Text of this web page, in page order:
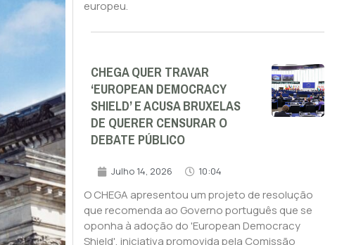
europeu.
CHEGA QUER TRAVAR
‘EUROPEAN DEMOCRACY
SHIELD’ E ACUSA BRUXELAS
DE QUERER CENSURAR O
DEBATE PÚBLICO
Julho 14, 2026 10:04
O CHEGA apresentou um projeto de resolução
que recomenda ao Governo português que se
oponha à adoção do 'European Democracy
Shield', iniciativa promovida pela Comissão